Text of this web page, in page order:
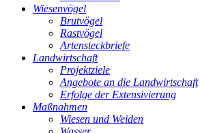
Wiesenvögel
Brutvögel
Rastvögel
Artensteckbriefe
Landwirtschaft
Projektziele
Angebote an die Landwirtschaft
Erfolge der Extensivierung
Maßnahmen
Wiesen und Weiden